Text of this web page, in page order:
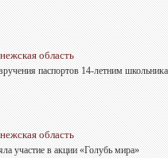
область
паспортов 14-летним
область
участие в акции «Голубь мира»